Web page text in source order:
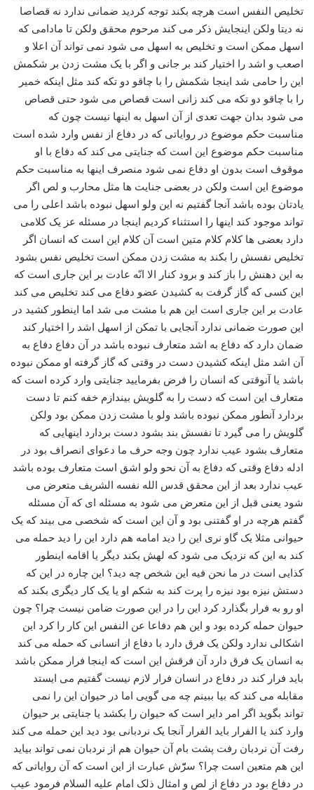
تخلیص النفس است هرچه بکند توجه کردید ضمانی ندارد نه قصاصا
نه دیتا ولکن اینجایش ذکر می کند مرحوم محقق ولکن تا مادامی که
اسهل ممکن است و تخلیص به اسهل می شود نمی تواند آن اعلا و
اصعب و اشد را اختیار کند بر جانی و اگر با یک مشت زدن بر شکمش
این را حامی شد اینجا شکمش را با چاقو دو تکه کند مثل اینکه خمیر
را با چاقو دو تکه می کند زانی است قصاص می شود حتی قصاص
می شود بدان جهت تعدی از آن اسهل به اینها نیست چون که
مناسبت حکم موضوع در روایاتی که در دفاع از نفس وارد شده است
مناسبت حکم موضوع این است که جنایتی می کند که دفاع با او
موقوف است بدون او دفاع نمی شود منصرف اینها به مناسبت حکم
موضوع این است ولکن در بعضی جنایت ها مثل محارب و لص اگر
یادتان بوده باشد آنجا گفتیم نه این ولو اسهل نبوده باشد اعلی را می
تواند موجود کند اینها را استثناء کردیم اینجا در مسئله عز یک کلامی
دارد بعضی ها کلام کلام متین است آن کلام این است که انسان اگر
تخلیص نفسش را بکند به مشت زدن ممکن است تخلیص نفس بشود
به این دهنش را باز کند و برود کنار الا انّه عادت بر این جاری است که
این کسی که گاز گرفت به کشیدن عضو دفاع می کند تخلیص می کند
عادت بر این جاری است این هم با مشت می شد اما اینطور کشید در
این صورت ضمانی ندارد آنجایی با تمکن از اسهل اشد را اختیار کند
ضمان دارد که دفاع به اشد متعارف نبوده باشد در آن دفاع دفاع به
آن اشد مثل اینکه کشیدن دست در وقتی که گاز گرفته او ممکن نبوده
باشد یا آنوقتی که انسان را فرض بفرمایید جنایتی وارد کرده است که
متعارف این است که دست را به گلویش بیندازم خفه کنم تا دست
بردارد آنطور ممکن نبوده باشد ولو با مشت زدن ممکن بود ولکن
گلویش را می گیرد تا نفسش بند بشود دست بردارد اینهایی که
متعارف بشود عیب ندارد چون وجه حرف ما دعوای انصراف بود در
ادله دفاع وقتی که دفاع به آن نحو ولو اشق است متعارف بوده باشد
عیب ندارد بعد از این محقق قدس الله نفسه الشریف متعرض می
شود یعنی قبل از این متعرض می شود به مسئله ای که آن مسئله
گفتم هرچه در او گفتنی بود و آن این است که شخصی می بیند که یک
حیوانی مثلا یک گاو نری این را دید امامه هم دارد این را دید حمله می
کند به این که نزدیک می شود که لهش بکند دیگر یا اقامه اینطور
کذایی است در ما نحن فیه این شخص چه دید؟ این چاره در این که
دستش نیزه بود نیزه را پرت کند به شکم او یا یک کار دیگری بکند که
او رو به فرار بگذارد کرد این را در این صورت ضامن نیست چرا؟ چون
حیوان حمله کرده بود و این هم دفاعا عن النفس این کار را کرد این
اشکالی ندارد ولکن یک فرق دارد با دفاع از انسانی که حمله می کند
به انسان یک فرق دارد آن فرقش این است که اینجا فرار ممکن باشد
باید فرار کند در دفاع در انسان فرار لازم نیست گفتیم می ایستد
مقابله می کند که بیا ببینم چه می گویی اما در حیوان این را نمی
تواند بگوید اگر امر دایر است که حیوان را بکشد یا جنایتی بر حیوان
وارد کند یا الفرار باید الفرار آنجا یک نردبانی بود دید این حمله می کند
رفت آن نردبان رفت پشت بام آن حیوان هم از نردبان نمی تواند بیاید
این هم متعین است چرا؟ سرّّش عبارت از این است که آن روایاتی که
در دفاع بود در دفاع از لص و امثال ذلک امام علیه السلام فرمود عیب